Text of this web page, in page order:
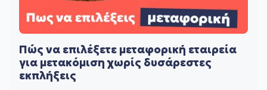
Πώς να επιλέξετε μεταφορική εταιρεία
για μετακόμιση χωρίς δυσάρεστες
εκπλήξεις